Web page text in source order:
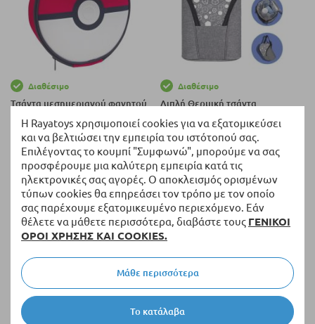
Η Rayatoys χρησιμοποιεί cookies για να εξατομικεύσει
και να βελτιώσει την εμπειρία του ιστότοπού σας.
Επιλέγοντας το κουμπί "Συμφωνώ", μπορούμε να σας
προσφέρουμε μια καλύτερη εμπειρία κατά τις
ηλεκτρονικές σας αγορές. Ο αποκλεισμός ορισμένων
τύπων cookies θα επηρεάσει τον τρόπο με τον οποίο
σας παρέχουμε εξατομικευμένο περιεχόμενο. Εάν
θέλετε να μάθετε περισσότερα, διαβάστε τους ΓΕΝΙΚΟΙ
ΟΡΟΙ ΧΡΗΣΗΣ ΚΑΙ COOKIES.
Το κατάλαβα
Μάθε περισσότερα
Διαθέσιμο
Τσάντα μεσημεριανού φαγητού
20,76 €
Διαθέσιμο
Διπλή Θερμική τσάντα
14,00 €
Διαθέσιμο